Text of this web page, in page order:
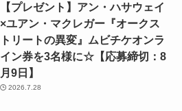
【プレゼント】アン・ハサウェイ
×ユアン・マクレガー『オークス
トリートの異変』ムビチケオンラ
イン券を3名様に☆【応募締切：8
月9日】
2026.7.28